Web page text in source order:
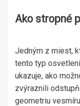
Ako stropné
Jedným z miest,
tento typ
ukazuje, ako
zvýraznili
geometriu